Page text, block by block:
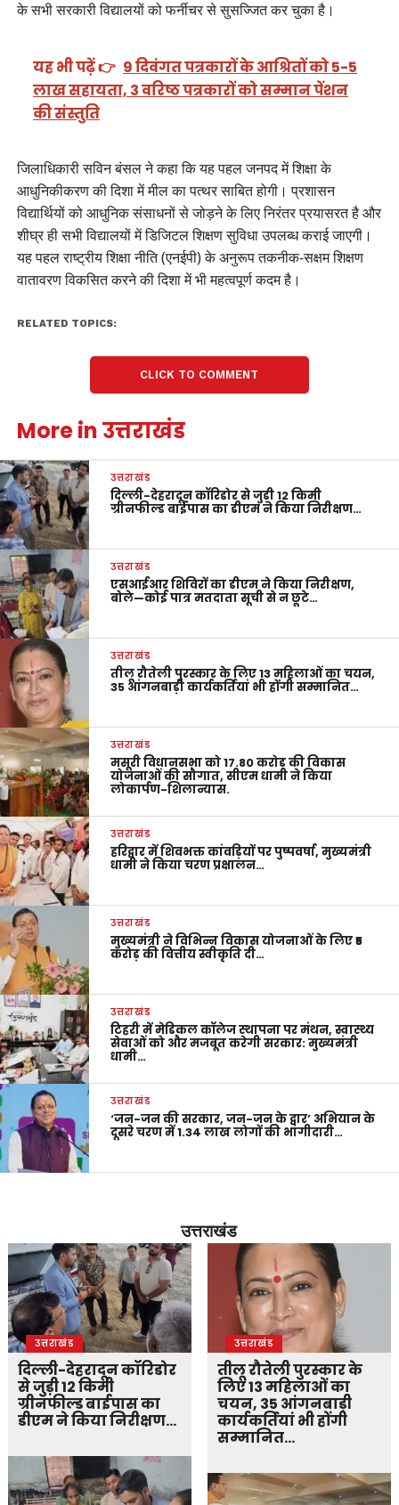
के सभी सरकारी विद्यालयों को फर्नीचर से सुसज्जित कर चुका है।
यह भी पढ़ें 👉 9 दिवंगत पत्रकारों के आश्रितों को 5-5
लाख सहायता, 3 वरिष्ठ पत्रकारों को सम्मान पेंशन
की संस्तुति
जिलाधिकारी सविन बंसल ने कहा कि यह पहल जनपद में शिक्षा के
आधुनिकीकरण की दिशा में मील का पत्थर साबित होगी। प्रशासन
विद्यार्थियों को आधुनिक संसाधनों से जोड़ने के लिए निरंतर प्रयासरत है और
शीघ्र ही सभी विद्यालयों में डिजिटल शिक्षण सुविधा उपलब्ध कराई जाएगी।
यह पहल राष्ट्रीय शिक्षा नीति (एनईपी) के अनुरूप तकनीक-सक्षम शिक्षण
वातावरण विकसित करने की दिशा में भी महत्वपूर्ण कदम है।
RELATED TOPICS:
CLICK TO COMMENT
More in उत्तराखंड
उत्तराखंड
दिल्ली-देहरादून कॉरिडोर से जुड़ी 12 किमी
ग्रीनफील्ड बाईपास का डीएम ने किया निरीक्षण…
उत्तराखंड
एसआईआर शिविरों का डीएम ने किया निरीक्षण,
बोले—कोई पात्र मतदाता सूची से न छूटे…
उत्तराखंड
तीलू रौतेली पुरस्कार के लिए 13 महिलाओं का चयन,
35 आंगनबाड़ी कार्यकर्तियां भी होंगी सम्मानित…
उत्तराखंड
मसूरी विधानसभा को 17.80 करोड़ की विकास
योजनाओं की सौगात, सीएम धामी ने किया
लोकार्पण-शिलान्यास.
उत्तराखंड
हरिद्वार में शिवभक्त कांवड़ियों पर पुष्पवर्षा, मुख्यमंत्री
धामी ने किया चरण प्रक्षालन…
उत्तराखंड
मुख्यमंत्री ने विभिन्न विकास योजनाओं के लिए ₹5
करोड़ की वित्तीय स्वीकृति दी…
उत्तराखंड
टिहरी में मेडिकल कॉलेज स्थापना पर मंथन, स्वास्थ्य
सेवाओं को और मजबूत करेगी सरकार: मुख्यमंत्री
धामी…
उत्तराखंड
‘जन-जन की सरकार, जन-जन के द्वार’ अभियान के
दूसरे चरण में 1.34 लाख लोगों की भागीदारी…
उत्तराखंड
उत्तराखंड
दिल्ली-देहरादून कॉरिडोर
से जुड़ी 12 किमी
ग्रीनफील्ड बाईपास का
डीएम ने किया निरीक्षण…
उत्तराखंड
तीलू रौतेली पुरस्कार के
लिए 13 महिलाओं का
चयन, 35 आंगनबाड़ी
कार्यकर्तियां भी होंगी
सम्मानित…